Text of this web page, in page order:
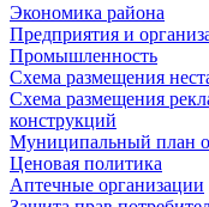
Экономика района
Предприятия и
Промышленность
Схема размещения
Схема размещения
конструкций
Муниципальный план
Ценовая политика
Аптечные организации